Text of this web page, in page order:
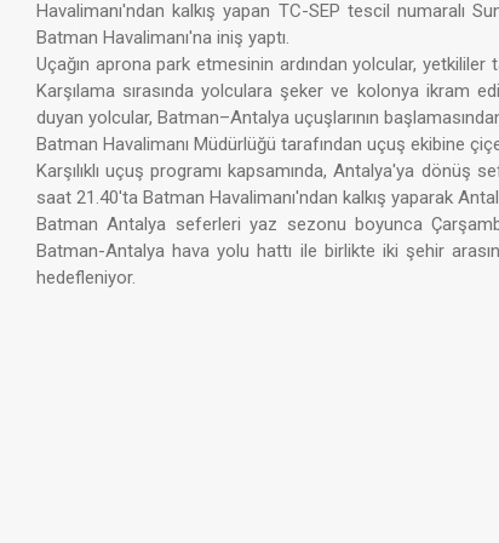
Havalimanı'ndan kalkış yapan TC-SEP tescil numaralı
Batman Havalimanı'na iniş yaptı.
Uçağın aprona park etmesinin ardından yolcular,
Karşılama sırasında yolculara şeker ve kolonya ikram
duyan yolcular, Batman–Antalya uçuşlarının
Batman Havalimanı Müdürlüğü tarafından uçuş ekibine
Karşılıklı uçuş programı kapsamında, Antalya'ya dönüş
saat 21.40'ta Batman Havalimanı'ndan kalkış yaparak
Batman Antalya seferleri yaz sezonu boyunca
Batman-Antalya hava yolu hattı ile birlikte iki şehir
hedefleniyor.​